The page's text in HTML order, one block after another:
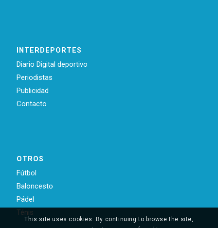
INTERDEPORTES
Diario Digital deportivo
Periodistas
Publicidad
Contacto
OTROS
Fútbol
Baloncesto
Pádel
Ténis
This site uses cookies. By continuing to browse the site,